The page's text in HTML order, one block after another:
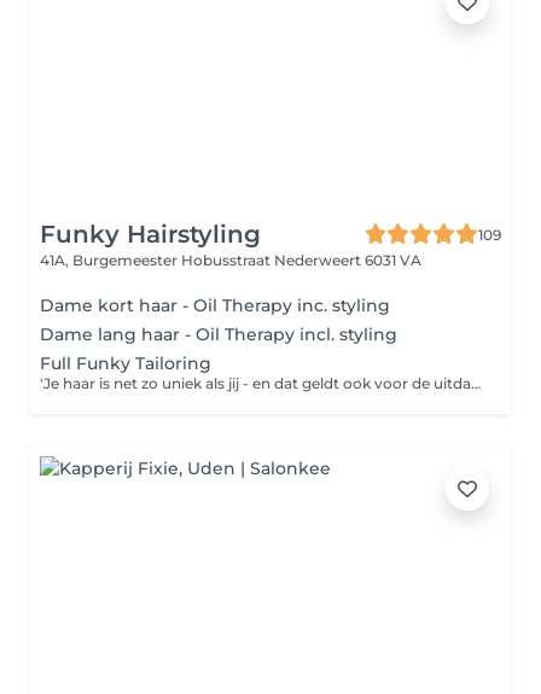
Funky Hairstyling
109
41A, Burgemeester Hobusstraat Nederweert 6031 VA
Dame kort haar - Oil Therapy inc. styling
Dame lang haar - Oil Therapy incl. styling
Full Funky Tailoring
'Je haar is net zo uniek als jij - en dat geldt ook voor de uitdagingen die je hebt om het gezond en levendig te houden. Daarom hebben we Naturaltech Tailoring gecreëerd - een exclusieve in-salon behandeling die aanpasbaar is aan jouw haar. Het levert niet alleen direct resultaat op, zonder verwerkingstijd, maar is ook goed voor het milieu, net zo goed als voor je haar. Elk van de 24 mogelijke haarinfusies bevat een natuurlijk actief ingrediënt, bestudeerd in de Davines Scientific Garden in Parma en geteeld in Italië volgens de principes van Regeneratieve Biologische Landbouw.' Een diepte verzorgende in-salon behandeling. Als maatwerk voor jouw haar en aangepast op jouw wensen. met dírect resultaat in een handomdraai. Deze 'full' Variant is gecombineerd met de krachten van onze lijn 'Beautiful Things'. deze zal voorafgaand aan de 'Tailoring' behandeling jouw haar herstructurende en alle kalkdeeltjes verwijderen van het haar om deze diepteverzorging nog langer houdbaar te maken. Zo geniet je nog meer van alle voordelen. Tijdens deze behandeling geniet jij van een facial doormiddel onze 'face brushes'. Laat je verrassen.